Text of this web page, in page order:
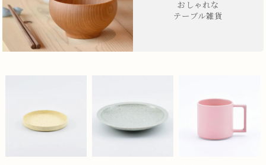
おしゃれな
テーブル雑貨